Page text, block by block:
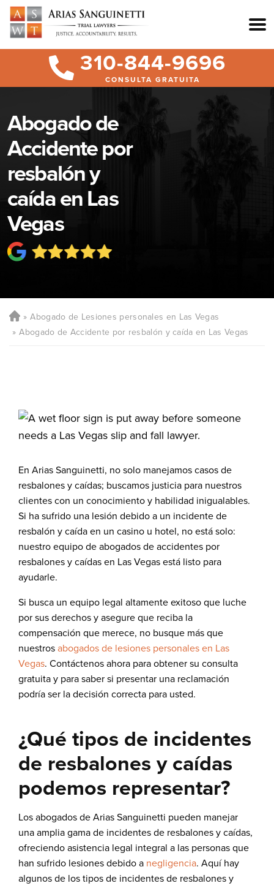
310-844-9696
CONSULTA GRATUITA
Abogado de
Accidente por
resbalón y
caída en Las
Vegas
Abogado de Lesiones personales en Las Vegas
Abogado de Accidente por resbalón y caída en Las Vegas
En Arias Sanguinetti, no solo manejamos casos de
resbalones y caídas; buscamos justicia para nuestros
clientes con un conocimiento y habilidad inigualables.
Si ha sufrido una lesión debido a un incidente de
resbalón y caída en un casino u hotel, no está solo:
nuestro equipo de abogados de accidentes por
resbalones y caídas en Las Vegas está listo para
ayudarle.
Si busca un equipo legal altamente exitoso que luche
por sus derechos y asegure que reciba la
compensación que merece, no busque más que
nuestrosabogados de lesiones personales en Las
Vegas. Contáctenos ahora para obtener su consulta
gratuita y para saber si presentar una reclamación
podría ser la decisión correcta para usted.
¿Qué tipos de incidentes
de resbalones y caídas
podemos representar?
Los abogados de Arias Sanguinetti pueden manejar
una amplia gama de incidentes de resbalones y caídas,
ofreciendo asistencia legal integral a las personas que
han sufrido lesiones debido a negligencia. Aquí hay
algunos de los tipos de incidentes de resbalones y